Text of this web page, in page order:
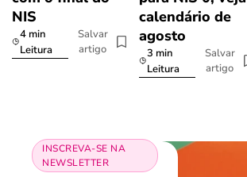
NIS
4 min
Leitura
Salvar
artigo
calendário de
agosto
3 min
Leitura
Salvar
artigo
INSCREVA-SE NA
NEWSLETTER